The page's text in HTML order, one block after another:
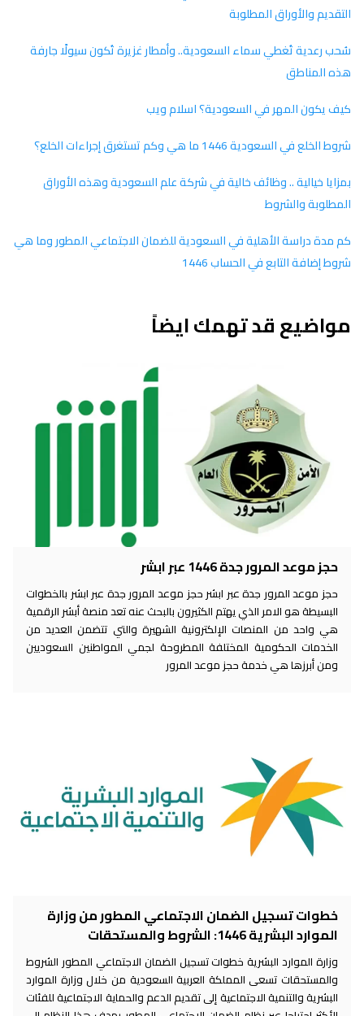
التقديم والأوراق المطلوبة
سُحب رعدية تُغطي سماء السعودية.. وأمطار غزيرة تُكون سيولًا جارفة
هذه المناطق
كيف يكون المهر في السعودية؟ اسلام ويب
شروط الخلع في السعودية 1446 ما هي وكم تستغرق إجراءات الخلع؟
بمزايا خيالية .. وظائف خالية في شركة علم السعودية وهذه الأوراق
المطلوبة والشروط
كم مدة دراسة الأهلية في السعودية للضمان الاجتماعي المطور وما هي
شروط إضافة التابع في الحساب 1446
مواضيع قد تهمك ايضاً
حجز موعد المرور جدة 1446 عبر ابشر
حجز موعد المرور جدة عبر ابشر حجز موعد المرور جدة عبر ابشر بالخطوات
البسيطة هو الامر الذي يهتم الكثيرون بالبحث عنه تعد منصة أبشر الرقمية
هي واحد من المنصات الإلكترونية الشهيرة والتي تتضمن العديد من
الخدمات الحكومية المختلفة المطروحة لجمي المواطنين السعوديين
ومن أبرزها هي خدمة حجز موعد المرور
خطوات تسجيل الضمان الاجتماعي المطور من وزارة
الموارد البشرية 1446: الشروط والمستحقات
وزارة الموارد البشرية خطوات تسجيل الضمان الاجتماعي المطور الشروط
والمستحقات تسعى المملكة العربية السعودية من خلال وزارة الموارد
البشرية والتنمية الاجتماعية إلى تقديم الدعم والحماية الاجتماعية للفئات